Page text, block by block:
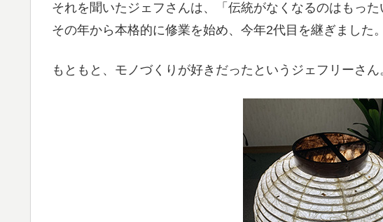
それを聞いたジェフさんは、「伝統がなくなるのはもっ
その年から本格的に修業を始め、今年2代目を継ぎました。
もともと、モノづくりが好きだったというジェフリーさん